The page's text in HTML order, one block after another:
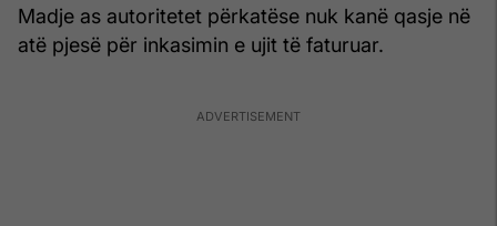
Madje as autoritetet përkatëse nuk kanë qasje në
atë pjesë për inkasimin e ujit të faturuar.